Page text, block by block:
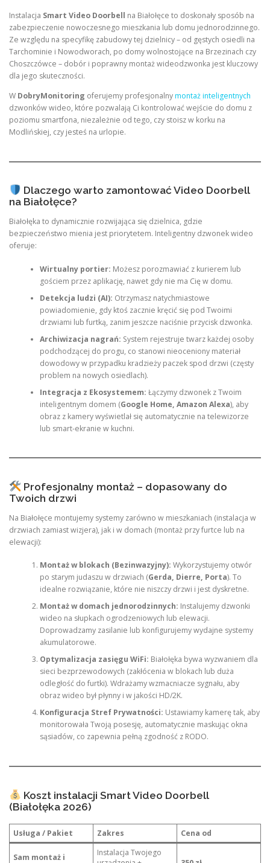
Instalacja Smart Video Doorbell na Białołęce to doskonały sposób na
zabezpieczenie nowoczesnego mieszkania lub domu jednorodzinnego.
Ze względu na specyfikę zabudowy tej dzielnicy – od gęstych osiedli na
Tarchominie i Nowodworach, po domy wolnostojące na Brzezinach czy
Choszczówce – dobór i poprawny montaż wideodzwonka jest kluczowy
dla jego skuteczności.
W DobryMonitoring oferujemy profesjonalnymontaż inteligentnych
dzwonków wideo, które pozwalają Ci kontrolować wejście do domu z
poziomu smartfona, niezależnie od tego, czy stoisz w korku na
Modlińskiej, czy jesteś na urlopie.
Dlaczego warto zamontować Video Doorbell
na Białołęce?
Białołęka to dynamicznie rozwijająca się dzielnica, gdzie
bezpieczeństwo mienia jest priorytetem. Inteligentny dzwonek wideo
oferuje:
Wirtualny portier: Możesz porozmawiać z kurierem lub
gościem przez aplikację, nawet gdy nie ma Cię w domu.
Detekcja ludzi (AI): Otrzymasz natychmiastowe
powiadomienie, gdy ktoś zacznie kręcić się pod Twoimi
drzwiami lub furtką, zanim jeszcze naciśnie przycisk dzwonka.
Archiwizacja nagrań: System rejestruje twarz każdej osoby
podchodzącej do progu, co stanowi nieoceniony materiał
dowodowy w przypadku kradzieży paczek spod drzwi (częsty
problem na nowych osiedlach).
Integracja z Ekosystemem: Łączymy dzwonek z Twoim
inteligentnym domem (Google Home, Amazon Alexa), aby
obraz z kamery wyświetlał się automatycznie na telewizorze
lub smart-ekranie w kuchni.
Profesjonalny montaż – dopasowany do
Twoich drzwi
Na Białołęce montujemy systemy zarówno w mieszkaniach (instalacja w
drzwiach zamiast wizjera), jak i w domach (montaż przy furtce lub na
elewacji):
Montaż w blokach (Bezinwazyjny): Wykorzystujemy otwór
po starym judaszu w drzwiach (Gerda, Dierre, Porta). To
idealne rozwiązanie, które nie niszczy drzwi i jest dyskretne.
Montaż w domach jednorodzinnych: Instalujemy dzwonki
wideo na słupkach ogrodzeniowych lub elewacji.
Doprowadzamy zasilanie lub konfigurujemy wydajne systemy
akumulatorowe.
Optymalizacja zasięgu WiFi: Białołęka bywa wyzwaniem dla
sieci bezprzewodowych (zakłócenia w blokach lub duża
odległość do furtki). Wdrażamy wzmacniacze sygnału, aby
obraz wideo był płynny i w jakości HD/2K.
Konfiguracja Stref Prywatności: Ustawiamy kamerę tak, aby
monitorowała Twoją posesję, automatycznie maskując okna
sąsiadów, co zapewnia pełną zgodność z RODO.
Koszt instalacji Smart Video Doorbell
(Białołęka 2026)
Usługa / Pakiet Zakres Cena od
Sam montaż i
Instalacja Twojego